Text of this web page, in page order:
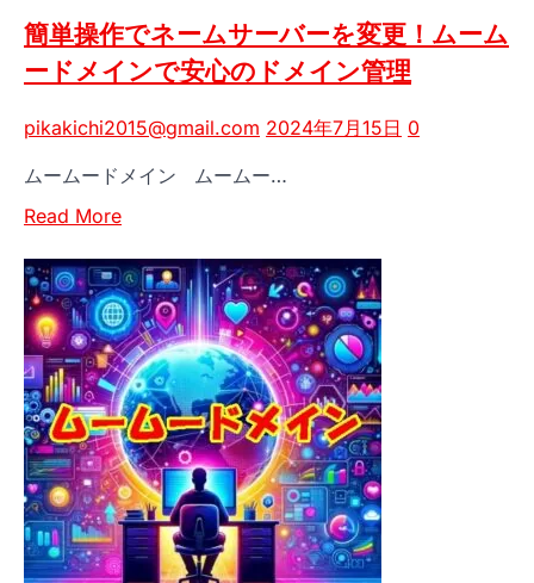
た
の
に
ム
ー
ー
ド
メ
イ
ン
で
は、
そ
ん
な
あ
簡単操作でネームサーバーを変更！ムーム
ードメインで安心のドメイン管理
pikakichi2015@gmail.com 2024年7月15日 0
ムームードメイン ムームー…
Read MoreRead
about
簡
単
操
作
で
ネ
ー
ム
サ
ー